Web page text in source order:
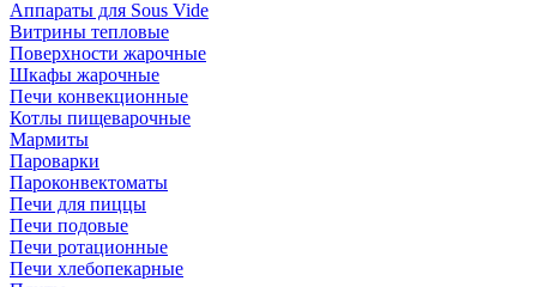
Аппараты для Sous Vide
Витрины тепловые
Поверхности жарочные
Шкафы жарочные
Печи конвекционные
Котлы пищеварочные
Мармиты
Пароварки
Пароконвектоматы
Печи для пиццы
Печи подовые
Печи ротационные
Печи хлебопекарные